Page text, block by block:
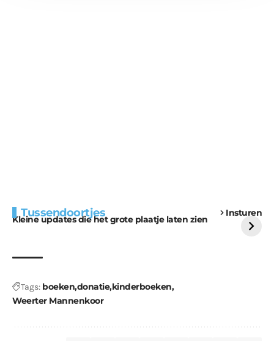
Tussendoortjes Insturen
Kleine updates die het grote plaatje laten zien
voor kabouters
uitdaging
Tags: boekendonatiekinderboeken
Weerter Mannenkoor